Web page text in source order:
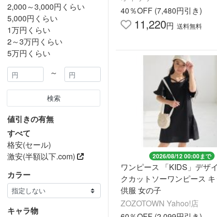
2,000～3,000円くらい
5,000円くらい
1万円くらい
2～3万円くらい
5万円くらい
～
検索
値引きの有無
すべて
格安(セール)
激安(半額以下.com)
カラー
キャラ物
30【ys25gdr288】
40％OFF (7,480円引き)
11,220円 送料無料
2026/08/12 00:00まで
ワンピース 「KIDS」デザ
クカットソーワンピース
供服 女の子
ZOZOTOWN Yahoo!店